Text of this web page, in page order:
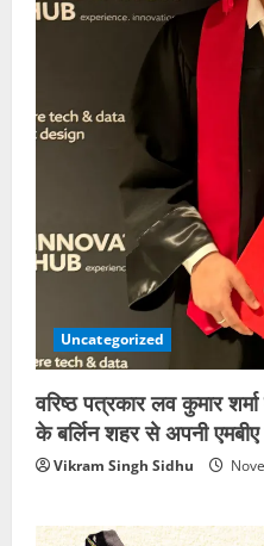
Uncategorized
वरिष्ठ पत्रकार लव कुमार
के बर्लिन शहर से अपनी एमबीए
Vikram Singh Sidhu